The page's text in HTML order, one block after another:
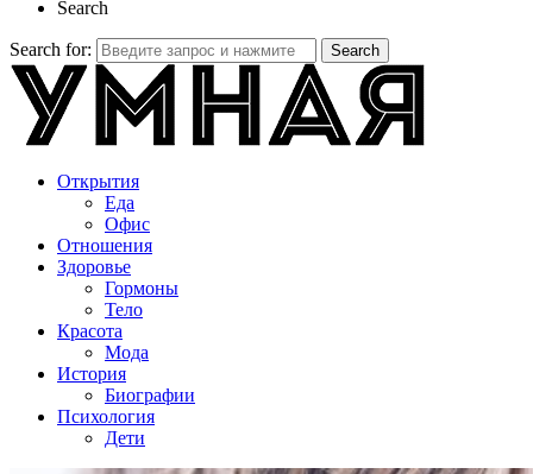
Search
Search for: Search
Открытия
Еда
Офис
Отношения
Здоровье
Гормоны
Тело
Красота
Мода
История
Биографии
Психология
Дети